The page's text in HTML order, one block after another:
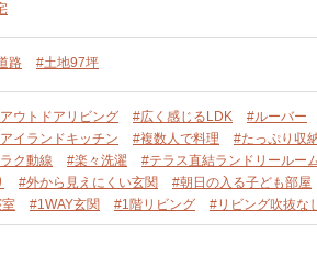
路 #土地97坪
ウトドアリビング #広く感じるLDK #ルーバー
イランドキッチン #複数人で料理 #たっぷり収
ク動線 #楽々洗濯 #テラス直結ランドリールー
#外から見えにくい玄関 #朝日の入る子ども部屋
#1WAY玄関 #1階リビング #リビング吹抜な